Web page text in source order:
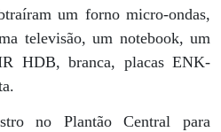
um forno micro-ondas,
televisão, um notebook, um
HDB, branca, placas ENK-
no Plantão Central para